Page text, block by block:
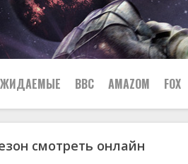
BBC AMAZOM FOX
смотреть онлайн